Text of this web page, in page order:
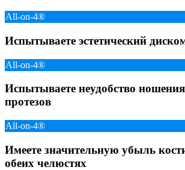
All-on-4®
Испытываете эстетический
All-on-4®
Испытываете неудобство
протезов
All-on-4®
Имеете значительную убыль
обеих челюстях